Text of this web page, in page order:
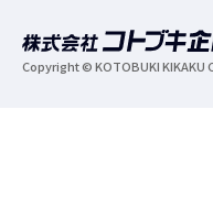
Copyright © KOTOBUKI KIKAKU